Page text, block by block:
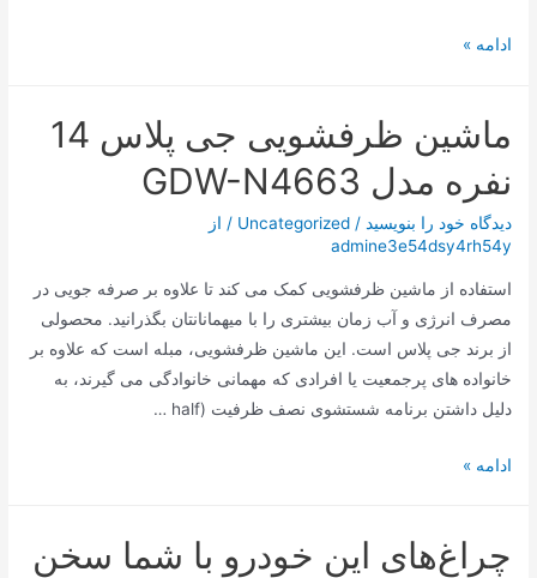
آبمیوه
گانه
خزر
با
شیشه
شیشه
ویتا
فروت
ادامه »
ماشین ظرفشویی جی پلاس 14
نفره مدل GDW-N4663
دیدگاه‌ خود را بنویسید /
Uncategorized / از
admine3e54dsy4rh54y
استفاده از ماشین ظرفشویی کمک می کند تا علاوه بر صرفه جویی در
مصرف انرژی و آب زمان بیشتری را با میهمانانتان بگذرانید. محصولی
از برند جی پلاس است. این ماشین ظرفشویی، مبله است که علاوه بر
خانواده‌ های پرجمعیت یا افرادی که مهمانی خانوادگی می‌ گیرند، به
دلیل داشتن برنامه شستشوی نصف ظرفیت (half …
ماشین
پلاس
ادامه »
چراغ‌های این خودرو با شما سخن